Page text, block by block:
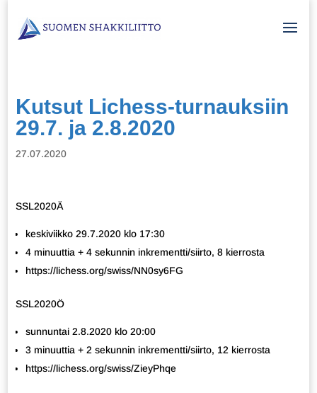
Kutsut Lichess-turnauksiin
29.7. ja 2.8.2020
27.07.2020
SSL2020Ä
keskiviikko 29.7.2020 klo 17:30
4 minuuttia + 4 sekunnin inkrementti/siirto, 8 kierrosta
https://lichess.org/swiss/NN0sy6FG
SSL2020Ö
sunnuntai 2.8.2020 klo 20:00
3 minuuttia + 2 sekunnin inkrementti/siirto, 12 kierrosta
https://lichess.org/swiss/ZieyPhqe